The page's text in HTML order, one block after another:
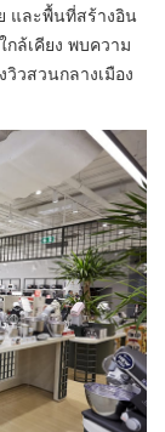
และพื้นที่สร้างอิน
ล้เคียง พบความ
วสวนกลางเมือง